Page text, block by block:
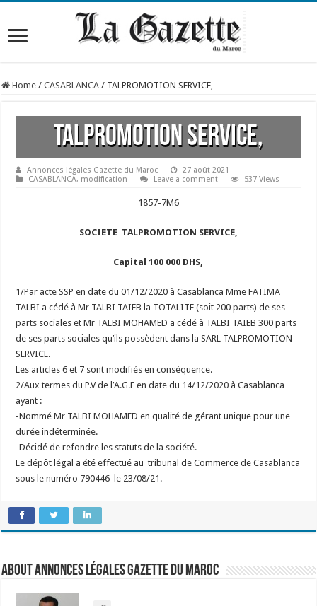
Home / CASABLANCA / TALPROMOTION SERVICE,
TALPROMOTION SERVICE,
Annonces légales Gazette du Maroc
27 août 2021
CASABLANCA, modification Leave a comment 537 Views
1857-7M6
SOCIETE TALPROMOTION SERVICE,
Capital 100 000 DHS,
1/Par acte SSP en date du 01/12/2020 à Casablanca Mme FATIMA
TALBI a cédé à Mr TALBI TAIEB la TOTALITE (soit 200 parts) de ses
parts sociales et Mr TALBI MOHAMED a cédé à TALBI TAIEB 300 parts
de ses parts sociales qu’ils possèdent dans la SARL TALPROMOTION
SERVICE.
Les articles 6 et 7 sont modifiés en conséquence.
2/Aux termes du P.V de l’A.G.E en date du 14/12/2020 à Casablanca
ayant :
-Nommé Mr TALBI MOHAMED en qualité de gérant unique pour une
durée indéterminée.
-Décidé de refondre les statuts de la société.
Le dépôt légal a été effectué au tribunal de Commerce de Casablanca
sous le numéro 790446 le 23/08/21.
About Annonces légales Gazette du Maroc